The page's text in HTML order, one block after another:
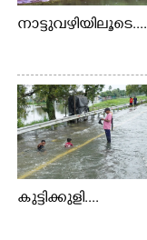
നാട്ടുവഴിയിലൂടെ....
കുട്ടിക്കുളി....